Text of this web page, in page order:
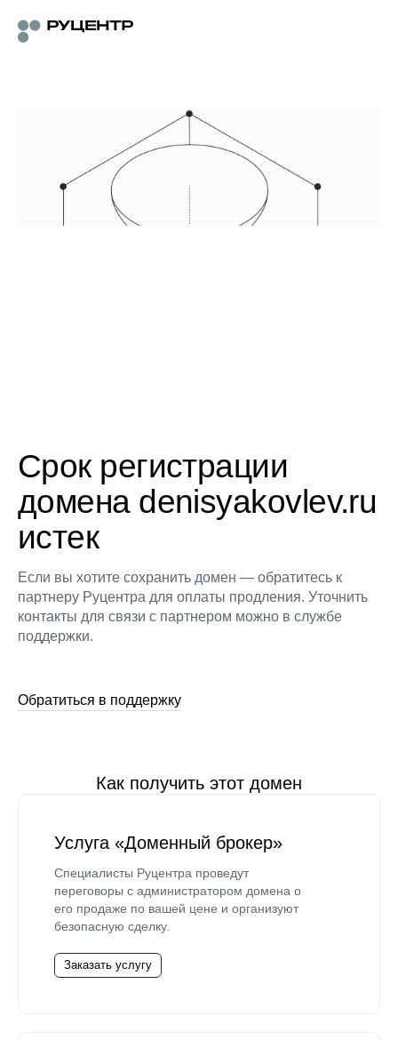
Срок регистрации
домена denisyakovlev.ru
истек
Если вы хотите сохранить домен — обратитесь к
партнеру Руцентра для оплаты продления. Уточнить
контакты для связи с партнером можно в службе
поддержки.
Обратиться в поддержку
Как получить этот домен
Услуга «Доменный брокер»
Специалисты Руцентра проведут
переговоры с администратором домена о
его продаже по вашей цене и организуют
безопасную сделку.
Заказать услугу